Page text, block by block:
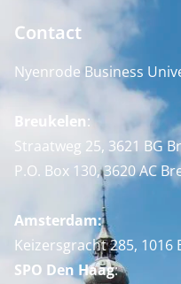
Contact
Nyenrode Business
Breukelen:
Straatweg 25, 3621 BG
P.O. Box 130, 3620 AC
Amsterdam:
Keizersgracht 285, 1016
SPO Den Haag: